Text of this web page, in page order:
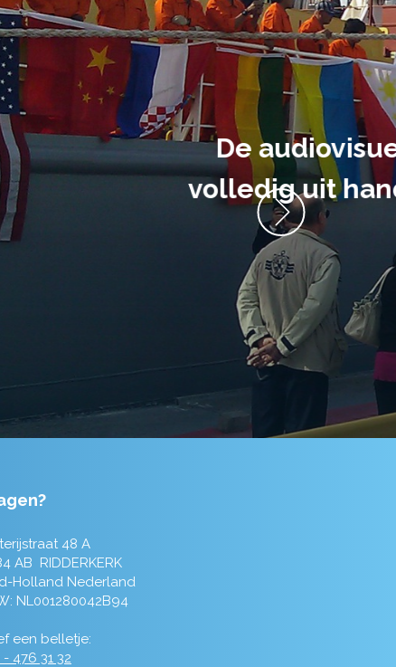
heb ik
Alles
48 A
AB RIDDERKERK
Holland Nederland
NL001280042B94
een belletje:
- 476 31 32